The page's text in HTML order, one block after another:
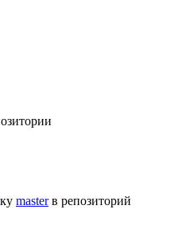
master в репозиторий